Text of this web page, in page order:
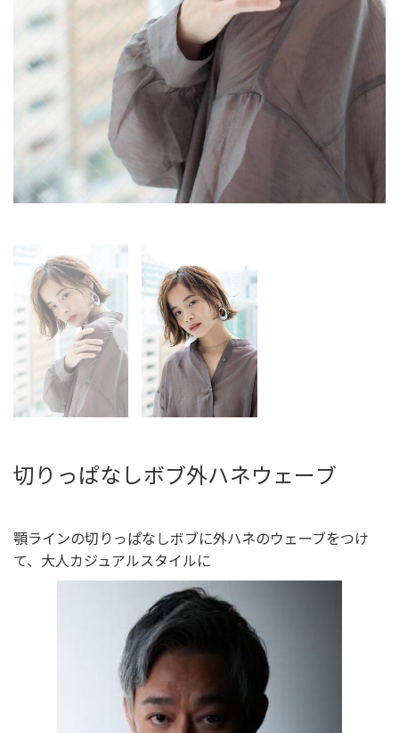
切りっぱなしボブ外ハネウェーブ
顎ラインの切りっぱなしボブに外ハネのウェーブをつけ
て、大人カジュアルスタイルに